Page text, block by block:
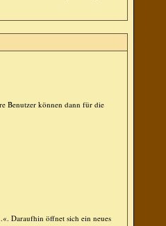
Benutzer können dann für die
Daraufhin öffnet sich ein neues